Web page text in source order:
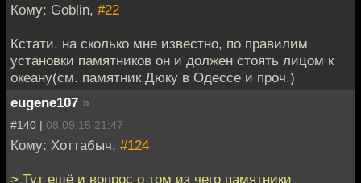
Кому: Goblin, #22
Кстати, на сколько мне известно, по правилим
установки памятников он и должен стоять лицом к
океану(см. памятник Дюку в Одессе и проч.)
eugene107 »
#140 | 08.09.15 21:47
Кому: Хоттабыч, #124
> Тут ещё и вопрос о том из чего памятники